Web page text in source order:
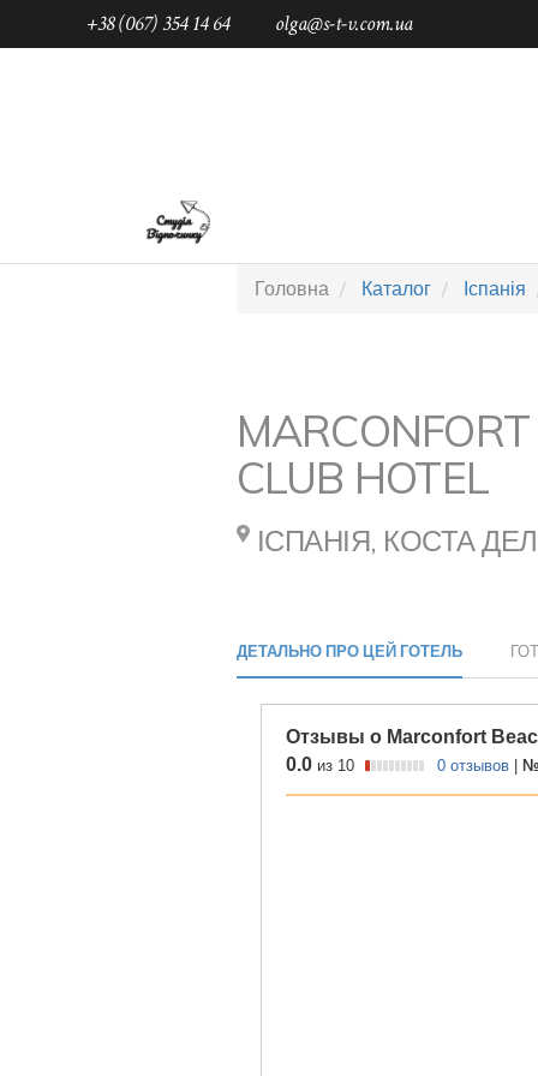
+38 (067) 354 14 64 olga@s-t-v.com.ua
Головна Каталог Іспанія
CLUB HOTEL
ІСПАНІЯ, КОСТА
ДЕТАЛЬНО ПРО ЦЕЙ ГОТЕЛЬ